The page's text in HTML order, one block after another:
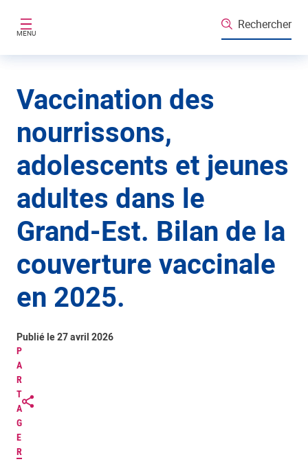
MENU
Rechercher
Vaccination des
nourrissons,
adolescents et jeunes
adultes dans le
Grand-Est. Bilan de la
couverture vaccinale
en 2025.
P
A
R
T
A
G
E
R
Publié le 27 avril 2026